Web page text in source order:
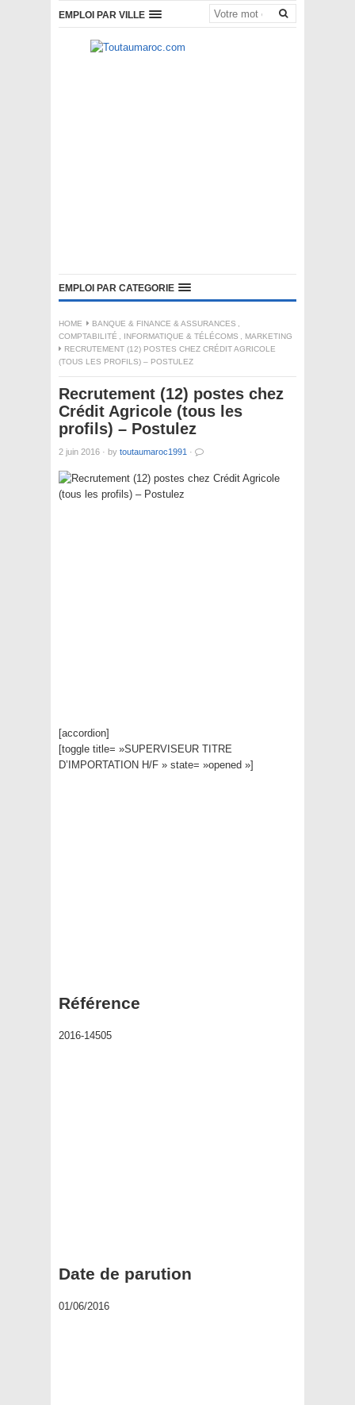
EMPLOI PAR VILLE
EMPLOI PAR CATEGORIE
HOME BANQUE & FINANCE & ASSURANCES
COMPTABILITÉ
INFORMATIQUE & TÉLÉCOMS
MARKETING
RECRUTEMENT (12) POSTES CHEZ CRÉDIT AGRICOLE
(TOUS LES PROFILS) – POSTULEZ
Recrutement (12) postes chez
Crédit Agricole (tous les
profils) – Postulez
2 juin 2016 · by toutaumaroc1991 ·
[accordion]
[toggle title= »SUPERVISEUR TITRE
D’IMPORTATION H/F » state= »opened »]
Référence
2016-14505
Date de parution
01/06/2016